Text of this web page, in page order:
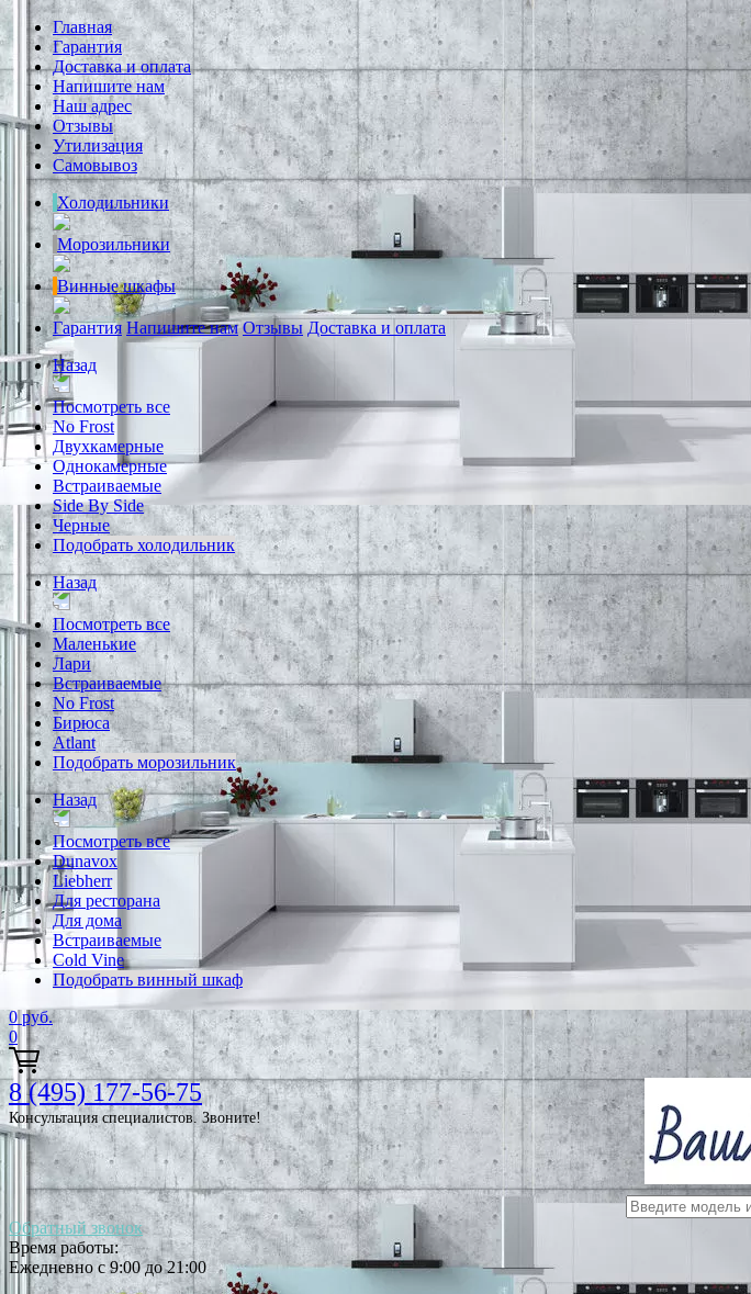
Главная
Гарантия
Доставка и оплата
Напишите нам
Наш адрес
Отзывы
Утилизация
Самовывоз
Холодильники
Морозильники
Винные шкафы
Гарантия Напишите нам Отзывы Доставка и оплата
Назад
Посмотреть все
No Frost
Двухкамерные
Однокамерные
Встраиваемые
Side By Side
Черные
Подобрать холодильник
Назад
Посмотреть все
Маленькие
Лари
Встраиваемые
No Frost
Бирюса
Atlant
Подобрать морозильник
Назад
Посмотреть все
Dunavox
Liebherr
Для ресторана
Для дома
Встраиваемые
Cold Vine
Подобрать винный шкаф
0 руб.
0
8 (495) 177-56-75
Консультация специалистов. Звоните!
Обратный звонок
Время работы:
Ежедневно с 9:00 до 21:00